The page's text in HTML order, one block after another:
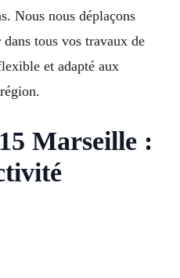
Nous nous déplaçons
tous vos travaux de
et adapté aux
Marseille :